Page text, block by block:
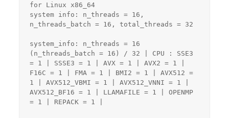
for Linux x86_64
system info: n_threads = 16,
n_threads_batch = 16, total_threads = 32
system_info: n_threads = 16
(n_threads_batch = 16) / 32 | CPU : SSE3
= 1 | SSSE3 = 1 | AVX = 1 | AVX2 = 1 |
F16C = 1 | FMA = 1 | BMI2 = 1 | AVX512 =
1 | AVX512_VBMI = 1 | AVX512_VNNI = 1 |
AVX512_BF16 = 1 | LLAMAFILE = 1 | OPENMP
= 1 | REPACK = 1 |